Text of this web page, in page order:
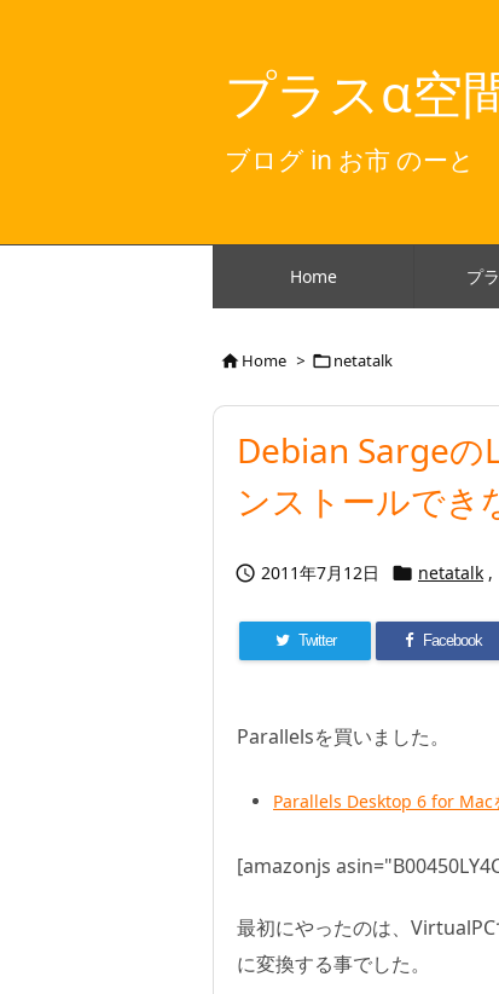
プラスα空
ブログ in お市 のーと
Home プ
Home > netatalk
Debian Sargeの
ンストールでき
 2011年7月12日  netatalk ,
Twitter Facebook
Parallelsを買いました。
Parallels Desktop 6 for Mac
[amazonjs
最初にやったのは、
に変換する事でした。